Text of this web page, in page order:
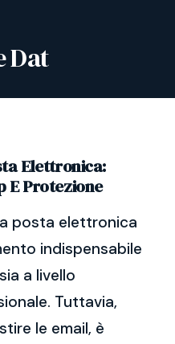
Dat
Elettronica:
E Protezione
posta elettronica
indispensabile
a livello
Tuttavia,
le email, è